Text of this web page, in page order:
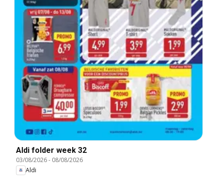
Aldi folder week 32
03/08/2026- 08/08/2026
Aldi